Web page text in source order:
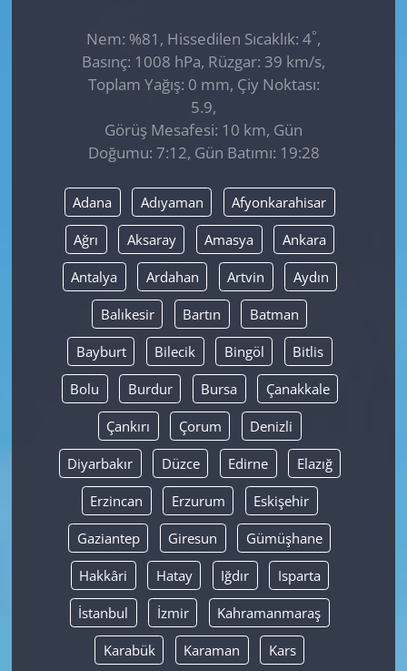
Nem: %81, Hissedilen Sıcaklık: 4°,
Basınç: 1008 hPa, Rüzgar: 39 km/s,
Toplam Yağış: 0 mm, Çiy Noktası:
5.9,
Görüş Mesafesi: 10 km, Gün
Doğumu: 7:12, Gün Batımı: 19:28
Adana Adıyaman Afyonkarahisar
Ağrı Aksaray Amasya Ankara
Antalya Ardahan Artvin Aydın
Balıkesir Bartın Batman
Bayburt Bilecik Bingöl Bitlis
Bolu Burdur Bursa Çanakkale
Çankırı Çorum Denizli
Diyarbakır Düzce Edirne Elazığ
Erzincan Erzurum Eskişehir
Gaziantep Giresun Gümüşhane
Hakkâri Hatay Iğdır Isparta
İstanbul İzmir Kahramanmaraş
Karabük Karaman Kars
SAĞLIK
SİYASET